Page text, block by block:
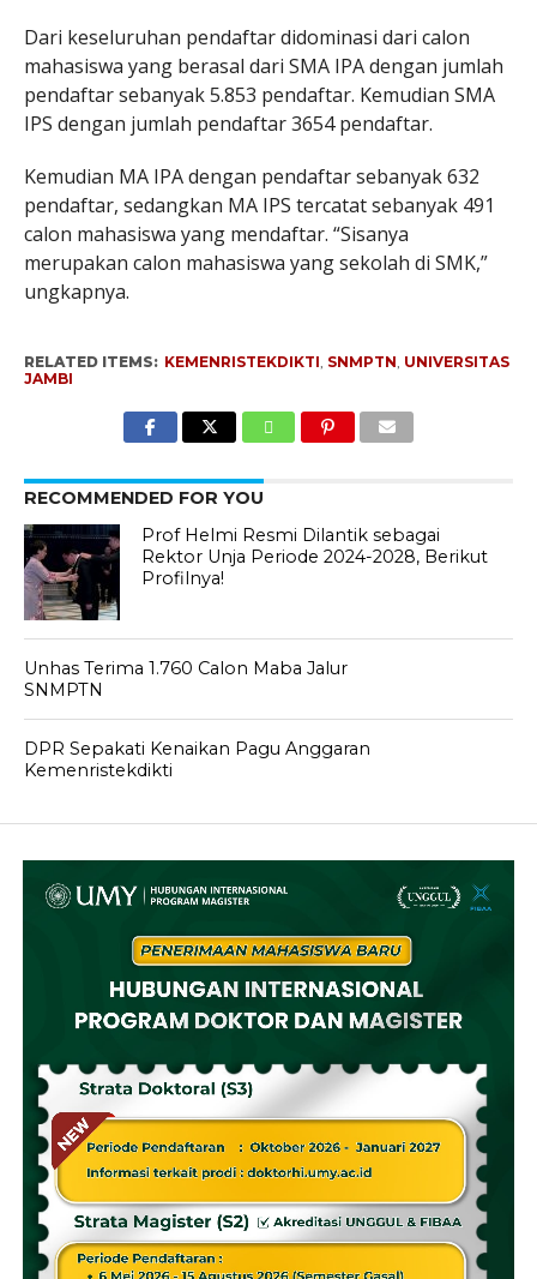
Dari keseluruhan pendaftar didominasi dari calon
mahasiswa yang berasal dari SMA IPA dengan jumlah
pendaftar sebanyak 5.853 pendaftar. Kemudian SMA
IPS dengan jumlah pendaftar 3654 pendaftar.
Kemudian MA IPA dengan pendaftar sebanyak 632
pendaftar, sedangkan MA IPS tercatat sebanyak 491
calon mahasiswa yang mendaftar. “Sisanya
merupakan calon mahasiswa yang sekolah di SMK,”
ungkapnya.
RELATED ITEMS: KEMENRISTEKDIKTI, SNMPTN, UNIVERSITAS
JAMBI
RECOMMENDED FOR YOU
Prof Helmi Resmi Dilantik sebagai
Rektor Unja Periode 2024-2028, Berikut
Profilnya!
Unhas Terima 1.760 Calon Maba Jalur
SNMPTN
DPR Sepakati Kenaikan Pagu Anggaran
Kemenristekdikti